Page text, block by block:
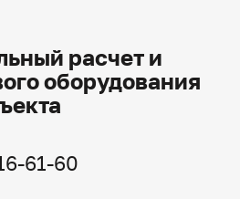
расчет и
оборудования
61-60